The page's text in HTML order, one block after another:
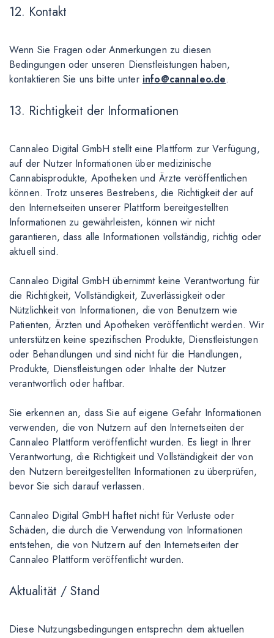
12. Kontakt
Wenn Sie Fragen oder Anmerkungen zu diesen
Bedingungen oder unseren Dienstleistungen haben,
kontaktieren Sie uns bitte unter info@cannaleo.de.
13. Richtigkeit der Informationen
Cannaleo Digital GmbH stellt eine Plattform zur Verfügung,
auf der Nutzer Informationen über medizinische
Cannabisprodukte, Apotheken und Ärzte veröffentlichen
können. Trotz unseres Bestrebens, die Richtigkeit der auf
den Internetseiten unserer Plattform bereitgestellten
Informationen zu gewährleisten, können wir nicht
garantieren, dass alle Informationen vollständig, richtig oder
aktuell sind.
Cannaleo Digital GmbH übernimmt keine Verantwortung für
die Richtigkeit, Vollständigkeit, Zuverlässigkeit oder
Nützlichkeit von Informationen, die von Benutzern wie
Patienten, Ärzten und Apotheken veröffentlicht werden. Wir
unterstützen keine spezifischen Produkte, Dienstleistungen
oder Behandlungen und sind nicht für die Handlungen,
Produkte, Dienstleistungen oder Inhalte der Nutzer
verantwortlich oder haftbar.
Sie erkennen an, dass Sie auf eigene Gefahr Informationen
verwenden, die von Nutzern auf den Internetseiten der
Cannaleo Plattform veröffentlicht wurden. Es liegt in Ihrer
Verantwortung, die Richtigkeit und Vollständigkeit der von
den Nutzern bereitgestellten Informationen zu überprüfen,
bevor Sie sich darauf verlassen.
Cannaleo Digital GmbH haftet nicht für Verluste oder
Schäden, die durch die Verwendung von Informationen
entstehen, die von Nutzern auf den Internetseiten der
Cannaleo Plattform veröffentlicht wurden.
Aktualität / Stand
Diese Nutzungsbedingungen entsprechn dem aktuellen